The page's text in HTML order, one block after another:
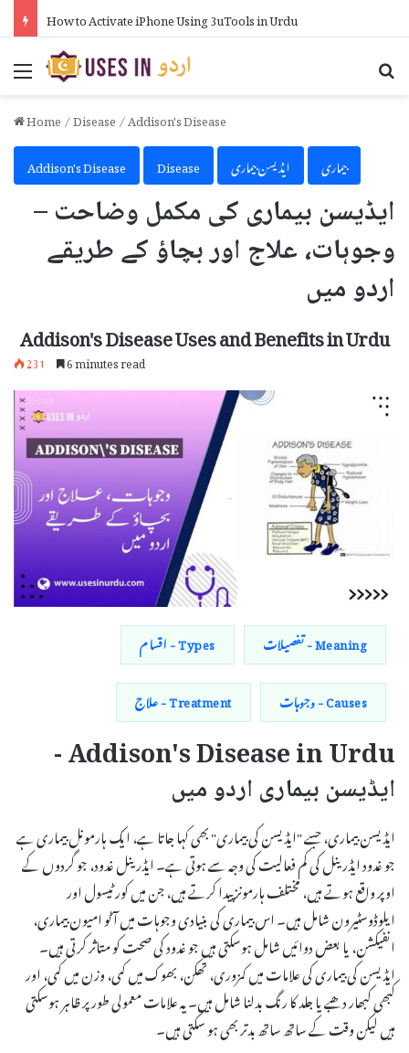
How to Activate iPhone Using 3uTools in Urdu
Menu
Home/Disease/Addison's Disease
Addison's Disease
Disease ایڈیسن بیماری بیماری
ایڈیسن بیماری کی مکمل وضاحت –
وجوہات، علاج اور بچاؤ کے طریقے
اردو میں
Addison's Disease Uses and Benefits in Urdu
231 6 minutes read
Meaning - تفصیلات
Types - اقسام
Causes - وجوہات
Treatment - علاج
Addison's Disease in Urdu -
ایڈیسن بیماری اردو میں
ایڈیسن بیماری، جسے "ایڈیسن کی بیماری" بھی کہا جاتا ہے، ایک ہارمونل بیماری ہے
جو غدود ایڈرینل کی کم فعالیت کی وجہ سے ہوتی ہے۔ ایڈرینل غدود، جو گردوں کے
اوپر واقع ہوتے ہیں، مختلف ہارمونز پیدا کرتے ہیں، جن میں کورٹیسول اور
ایلوڈوسٹیرون شامل ہیں۔ اس بیماری کی بنیادی وجوہات میں آٹو امیون بیماری،
انفیکشن، یا بعض دوائیں شامل ہوسکتی ہیں جو غدود کی صحت کو متاثر کرتی ہیں۔
ایڈیسن کی بیماری کی علامات میں کمزوری، تھکن، بھوک میں کمی، وزن میں کمی، اور
کبھی کبھار دھبے یا جلد کا رنگ بدلنا شامل ہیں۔ یہ علامات معمولی طور پر ظاہر ہوسکتی
ہیں لیکن وقت کے ساتھ ساتھ بدتر بھی ہو سکتی ہیں۔